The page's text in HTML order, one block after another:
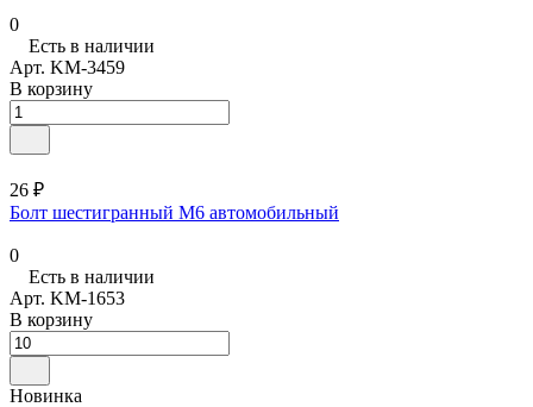
0
Есть в наличии
Арт. KM-3459
В корзину
26 ₽
Болт шестигранный М6 автомобильный
0
Есть в наличии
Арт. KM-1653
В корзину
Новинка